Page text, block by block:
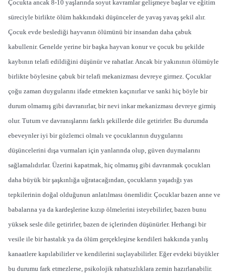
Çocukta ancak 8-10 yaşlarında soyut kavramlar gelişmeye başlar ve eğitim
süreciyle birlikte ölüm hakkındaki düşünceler de yavaş yavaş şekil alır.
Çocuk evde beslediği hayvanın ölümünü bir insandan daha çabuk
kabullenir. Genelde yerine bir başka hayvan konur ve çocuk bu şekilde
kaybının telafi edildiğini düşünür ve rahatlar. Ancak bir yakınının ölümüyle
birlikte böylesine çabuk bir telafi mekanizması devreye girmez. Çocuklar
çoğu zaman duygularını ifade etmekten kaçınırlar ve sanki hiç böyle bir
durum olmamış gibi davranırlar, bir nevi inkar mekanizması devreye girmiş
olur. Tutum ve davranışlarını farklı şekillerde dile getirirler. Bu durumda
ebeveynler iyi bir gözlemci olmalı ve çocuklarının duygularını
düşüncelerini dışa vurmaları için yanlarında olup, güven duymalarını
sağlamalıdırlar. Üzerini kapatmak, hiç olmamış gibi davranmak çocukları
daha büyük bir şaşkınlığa uğratacağından, çocukların yaşadığı yas
tepkilerinin doğal olduğunun anlatılması önemlidir. Çocuklar bazen anne ve
babalarına ya da kardeşlerine kızıp ölmelerini isteyebilirler, bazen bunu
yüksek sesle dile getirirler, bazen de içlerinden düşünürler. Herhangi bir
vesile ile bir hastalık ya da ölüm gerçekleşirse kendileri hakkında yanlış
kanaatlere kapılabilirler ve kendilerini suçlayabilirler. Eğer evdeki büyükler
bu durumu fark etmezlerse, psikolojik rahatsızlıklara zemin hazırlanabilir.